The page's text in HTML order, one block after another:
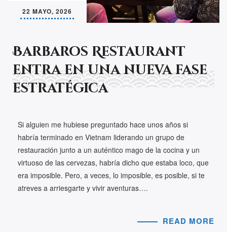
22 MAYO, 2026
Barbaros Restaurant
entra en una nueva fase
estratégica
Si alguien me hubiese preguntado hace unos años si
habría terminado en Vietnam liderando un grupo de
restauración junto a un auténtico mago de la cocina y un
virtuoso de las cervezas, habría dicho que estaba loco, que
era imposible. Pero, a veces, lo imposible, es posible, si te
atreves a arriesgarte y vivir aventuras….
READ MORE